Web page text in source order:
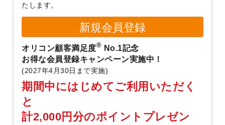
たします。
新規会員登録
オリコン顧客満足度® No.1記念
お得な会員登録キャンペーン実施中！
(2027年4月30日まで実施)
期間中にはじめてご利用いただく
と
計2,000円分のポイントプレゼン